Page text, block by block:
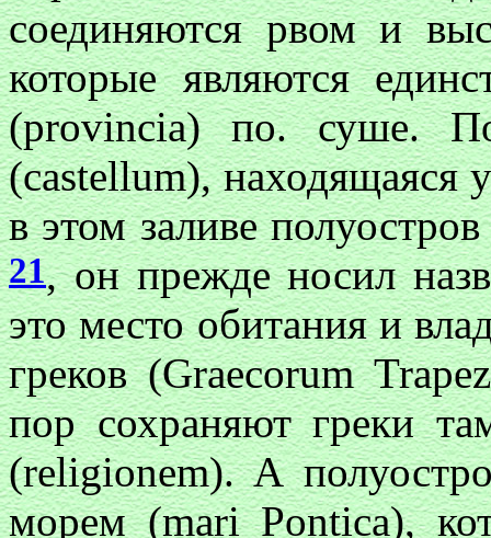
соединяются рвом и
которые являются
(provincia) по. суше.
(castellum), находящаяся
в этом заливе
21, он прежде носил
это место обитания и
греков (Graecorum
пор сохраняют греки
(religionem). А
морем (mari Pontica),